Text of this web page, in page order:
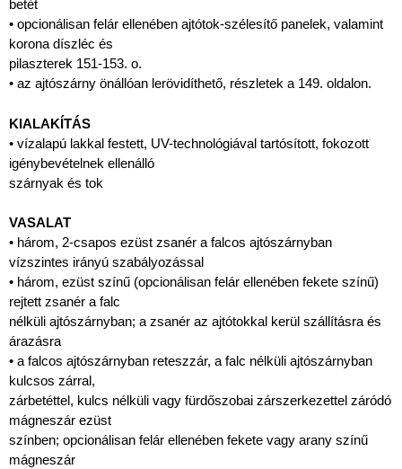
betét
• opcionálisan felár ellenében ajtótok-szélesítő panelek, valamint
korona díszléc és
pilaszterek 151-153. o.
• az ajtószárny önállóan lerövidíthető, részletek a 149. oldalon.
KIALAKÍTÁS
• vízalapú lakkal festett, UV-technológiával tartósított, fokozott
igénybevételnek ellenálló
szárnyak és tok
VASALAT
• három, 2-csapos ezüst zsanér a falcos ajtószárnyban
vízszintes irányú szabályozással
• három, ezüst színű (opcionálisan felár ellenében fekete színű)
rejtett zsanér a falc
nélküli ajtószárnyban; a zsanér az ajtótokkal kerül szállításra és
árazásra
• a falcos ajtószárnyban reteszzár, a falc nélküli ajtószárnyban
kulcsos zárral,
zárbetéttel, kulcs nélküli vagy fürdőszobai zárszerkezettel záródó
mágneszár ezüst
színben; opcionálisan felár ellenében fekete vagy arany színű
mágneszár